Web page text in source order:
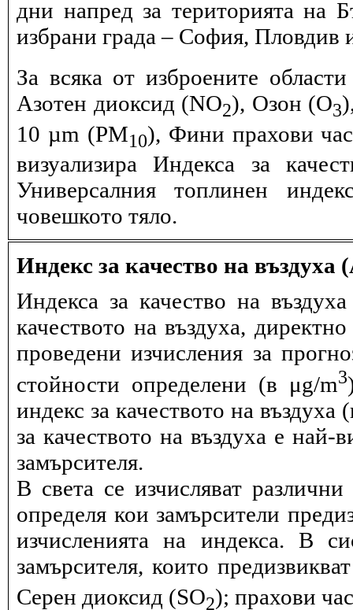
дни напред за територията на
избрани града – София, Пловдив
За всяка от изброените
Азотен диоксид (NO2), Озон (O3
10 µm (PM10), Фини прахови
визуализира Индекса за
Универсалния топлинен
човешкото тяло.
Индекс за качество на въздуха
Индекса за качество на
качеството на въздуха,
проведени изчисления за
стойности определени (в μg/m3
индекс за качеството на
за качеството на въздуха е
замърсителя.
В света се изчисляват
определя кои замърсители
изчисленията на индекса. В
замърсителя, които
Серен диоксид (SO2); прахови